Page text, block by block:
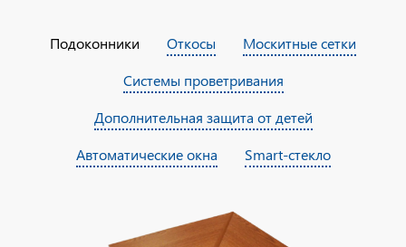
Подоконники Откосы
Москитные сетки
Системы проветривания
Дополнительная защита от детей
Автоматические окна
Smart-стекло